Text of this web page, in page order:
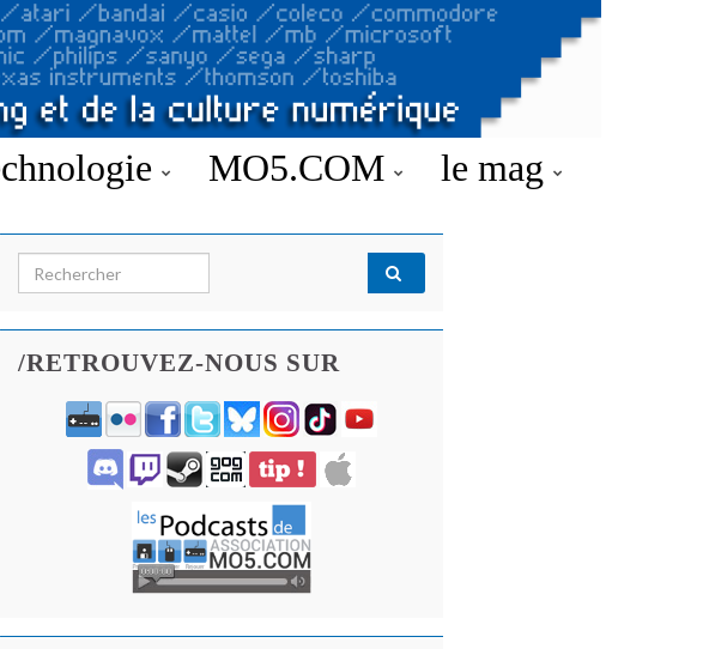
MO5.COM le mag
Search for:
/RETROUVEZ-NOUS SUR